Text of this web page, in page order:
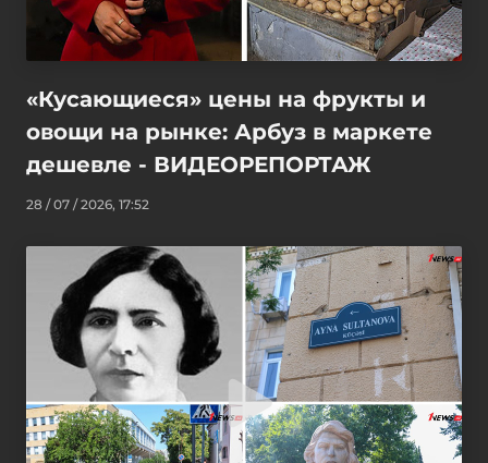
«Кусающиеся» цены на фрукты и
овощи на рынке: Арбуз в маркете
дешевле - ВИДЕОРЕПОРТАЖ
28 / 07 / 2026, 17:52